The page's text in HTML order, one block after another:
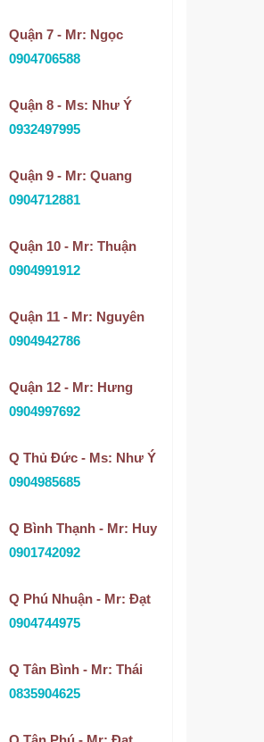
Quận 7 - Mr: Ngọc
0904706588
Quận 8 - Ms: Như Ý
0932497995
Quận 9 - Mr: Quang
0904712881
Quận 10 - Mr: Thuận
0904991912
Quận 11 - Mr: Nguyên
0904942786
Quận 12 - Mr: Hưng
0904997692
Q Thủ Đức - Ms: Như Ý
0904985685
Q Bình Thạnh - Mr: Huy
0901742092
Q Phú Nhuận - Mr: Đạt
0904744975
Q Tân Bình - Mr: Thái
0835904625